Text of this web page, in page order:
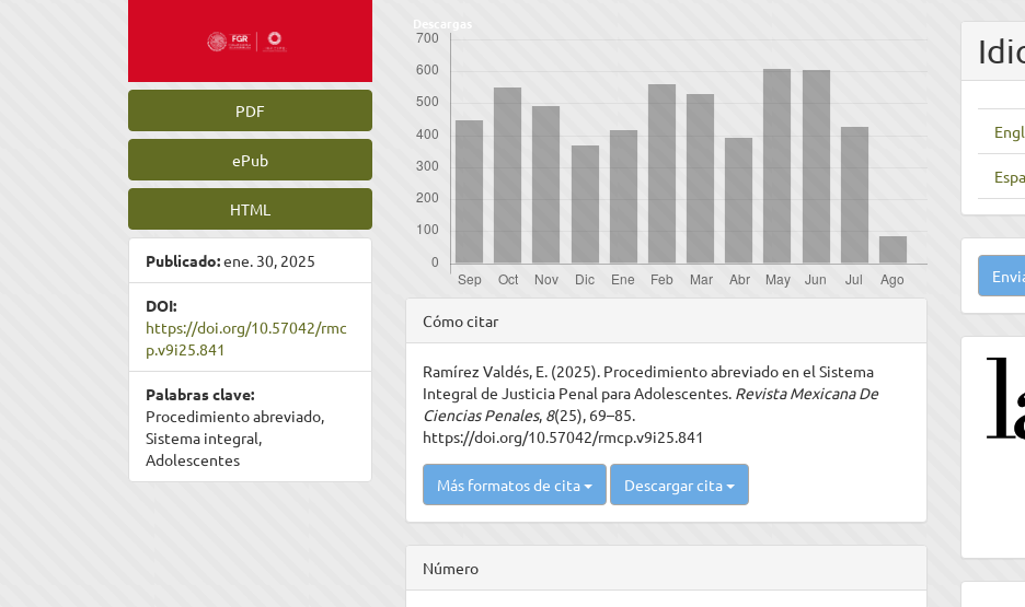
PDF
ePub
HTML
Publicado:ene. 30, 2025
DOI:
https://doi.org/10.57042/rmc
p.v9i25.841
Palabras clave:
Procedimiento abreviado,
Sistema integral,
Adolescentes
Descargas
Detalles
del
artículo
Cómo citar
Ramírez Valdés, E. (2025). Procedimiento abreviado en el Sistema
Integral de Justicia Penal para Adolescentes. Revista Mexicana De
Ciencias Penales, 8(25), 69–85.
https://doi.org/10.57042/rmcp.v9i25.841
Más formatos de cita Descargar cita
Número
un